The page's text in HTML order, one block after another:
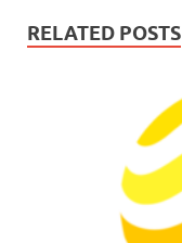
RELATED POSTS